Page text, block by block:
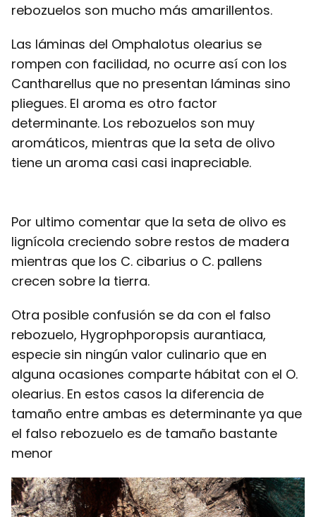
rebozuelos son mucho más amarillentos.
Las láminas del Omphalotus olearius se
rompen con facilidad, no ocurre así con los
Cantharellus que no presentan láminas sino
pliegues. El aroma es otro factor
determinante. Los rebozuelos son muy
aromáticos, mientras que la seta de olivo
tiene un aroma casi casi inapreciable.
Por ultimo comentar que la seta de olivo es
lignícola creciendo sobre restos de madera
mientras que los C. cibarius o C. pallens
crecen sobre la tierra.
Otra posible confusión se da con el falso
rebozuelo, Hygrophporopsis aurantiaca,
especie sin ningún valor culinario que en
alguna ocasiones comparte hábitat con el O.
olearius. En estos casos la diferencia de
tamaño entre ambas es determinante ya que
el falso rebozuelo es de tamaño bastante
menor